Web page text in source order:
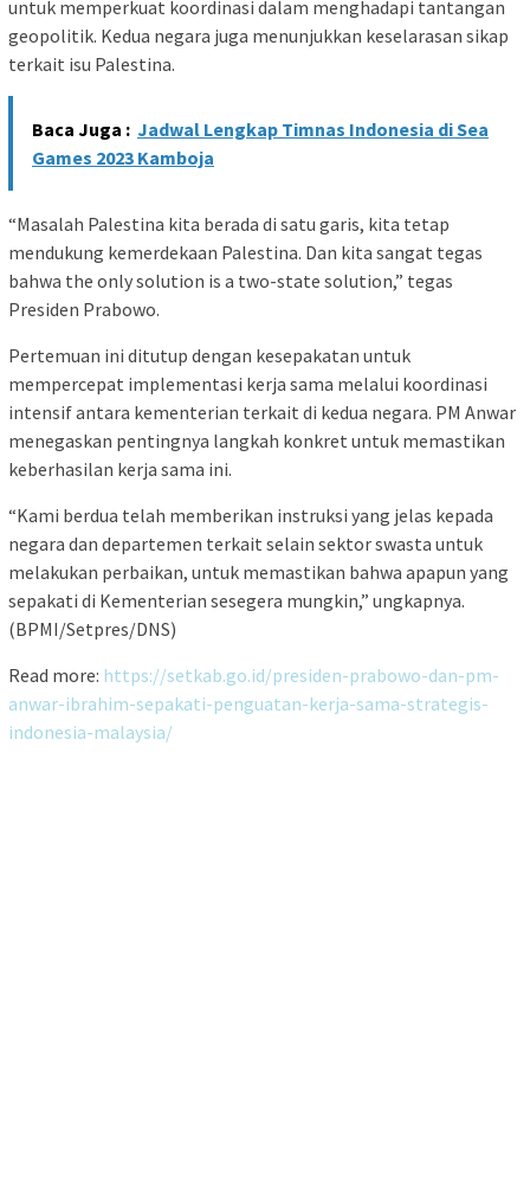
untuk memperkuat koordinasi dalam menghadapi tantangan
geopolitik. Kedua negara juga menunjukkan keselarasan sikap
terkait isu Palestina.
Baca Juga : Jadwal Lengkap Timnas Indonesia di Sea
Games 2023 Kamboja
“Masalah Palestina kita berada di satu garis, kita tetap
mendukung kemerdekaan Palestina. Dan kita sangat tegas
bahwa the only solution is a two-state solution,” tegas
Presiden Prabowo.
Pertemuan ini ditutup dengan kesepakatan untuk
mempercepat implementasi kerja sama melalui koordinasi
intensif antara kementerian terkait di kedua negara. PM Anwar
menegaskan pentingnya langkah konkret untuk memastikan
keberhasilan kerja sama ini.
“Kami berdua telah memberikan instruksi yang jelas kepada
negara dan departemen terkait selain sektor swasta untuk
melakukan perbaikan, untuk memastikan bahwa apapun yang
sepakati di Kementerian sesegera mungkin,” ungkapnya.
(BPMI/Setpres/DNS)
Read more: https://setkab.go.id/presiden-prabowo-dan-pm-
anwar-ibrahim-sepakati-penguatan-kerja-sama-strategis-
indonesia-malaysia/